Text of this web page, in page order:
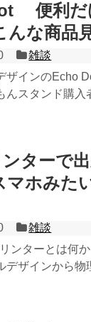
便利だ
んな商品
雑談
ザインのEcho
んスタンド購入
ターで
マホみた
雑談
ンターとは何
デザインから